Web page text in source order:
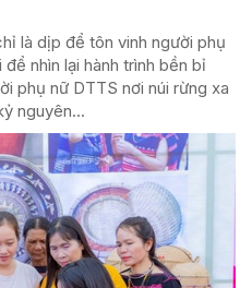
là dịp để tôn vinh người phụ
nhìn lại hành trình bền bỉ
phụ nữ DTTS nơi núi rừng xa
nguyên...